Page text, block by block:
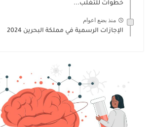
خطوات للتغلب...
منذ بضع اعوام
الإجازات الرسمية في مملكة البحرين 2024